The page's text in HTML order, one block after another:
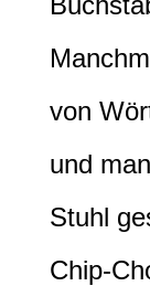
von
und
Stuhl
Chip-